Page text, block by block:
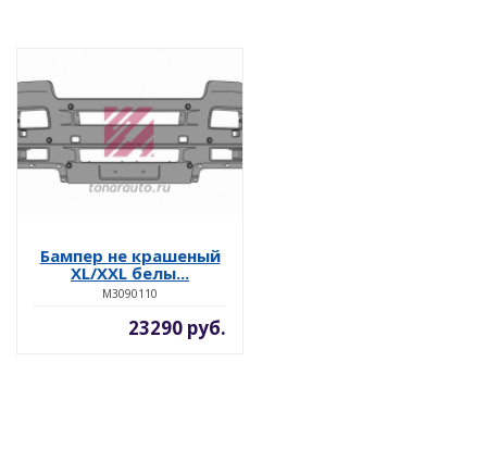
Бампер не крашеный
XL/XXL белы...
M3090110
23290 руб.